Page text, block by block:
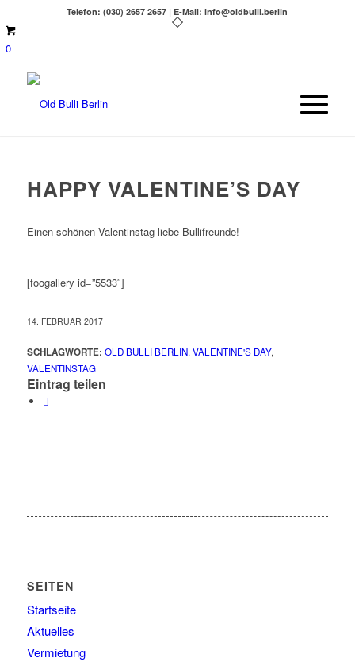
Telefon: (030) 2657 2657 | E-Mail: info@oldbulli.berlin
0
HAPPY VALENTINE’S DAY
Einen schönen Valentinstag liebe Bullifreunde!
[foogallery id=”5533″]
14. FEBRUAR 2017
SCHLAGWORTE: OLD BULLI BERLIN, VALENTINE'S DAY,
VALENTINSTAG
Eintrag teilen
SEITEN
Startseite
Aktuelles
Vermietung